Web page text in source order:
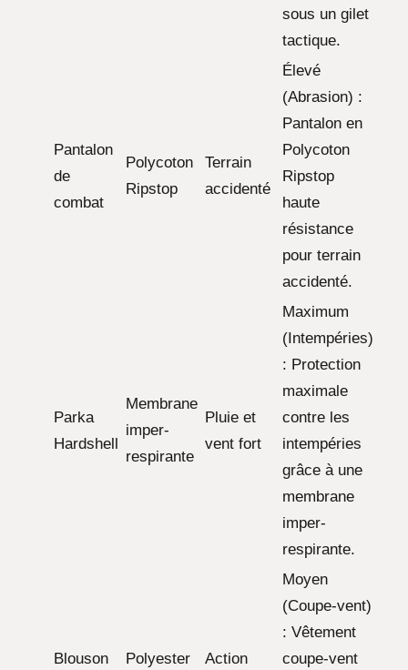
sous un gilet
tactique.
Pantalon
de
combat
Polycoton
Ripstop
Terrain
accidenté
Élevé
(Abrasion) :
Pantalon en
Polycoton
Ripstop
haute
résistance
pour terrain
accidenté.
Parka
Hardshell
Membrane
imper-
respirante
Pluie et
vent fort
Maximum
(Intempéries)
: Protection
maximale
contre les
intempéries
grâce à une
membrane
imper-
respirante.
Blouson Polyester Action
Moyen
(Coupe-vent)
: Vêtement
coupe-vent